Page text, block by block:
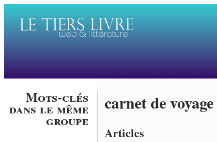
Mots-clés
dans le même
groupe
carnet de voyage
Articles